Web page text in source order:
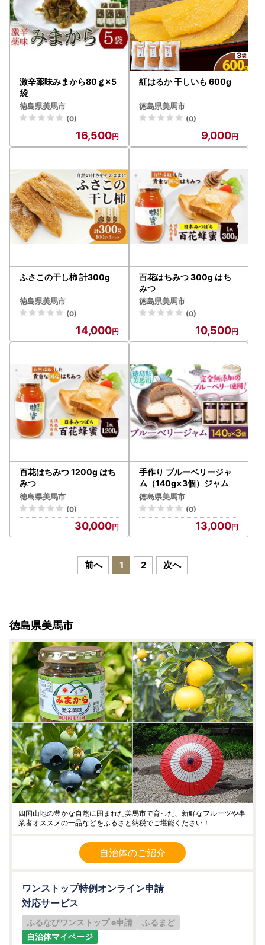
激辛薬味みまから80ｇ×5
袋
徳島県美馬市
(0)
16,500
紅はるか 干しいも 600g
徳島県美馬市
(0)
9,000
ふさこの干し柿 計300g
徳島県美馬市
(0)
14,000
百花はちみつ 300g はち
みつ
徳島県美馬市
(0)
10,500
百花はちみつ 1200g はち
みつ
徳島県美馬市
(0)
30,000
手作り ブルーベリージャ
ム（140g×3個）ジャム
徳島県美馬市
(0)
13,000
前へ 1 2 次へ
徳島県美馬市
四国山地の豊かな自然に囲まれた美馬市で育った、新鮮なフルーツや事
業者オススメの一品などをふるさと納税でご堪能ください！
自治体のご紹介
ワンストップ特例オンライン申請
対応サービス
ふるなびワンストップ e申請
ふるまど
自治体マイページ